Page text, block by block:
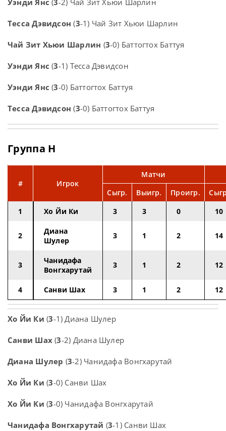
Уэнди Янс (3-2) Чай Зит Хьюи Шарлин
Тесса Дэвидсон (3-1) Чай Зит Хьюи Шарлин
Чай Зит Хьюи Шарлин (3-0) Баттогтох Баттуя
Уэнди Янс (3-1) Тесса Дэвидсон
Уэнди Янс (3-0) Баттогтох Баттуя
Тесса Дэвидсон (3-0) Баттогтох Баттуя
Группа H
# Игрок
Матчи
Сыгр.
Выигр. Проигр.
1
Хо Йи Ки 3 3 0 10
2
Диана
Шулер
3 1 2 14
3
Чанидафа
Вонгхарутай
3 1 2 12
4 Санви Шах 3 1 2 12
Хо Йи Ки (3-1) Диана Шулер
Санви Шах (3-2) Диана Шулер
Диана Шулер (3-2) Чанидафа Вонгхарутай
Хо Йи Ки (3-0) Санви Шах
Хо Йи Ки (3-0) Чанидафа Вонгхарутай
Чанидафа Вонгхарутай (3-1) Санви Шах